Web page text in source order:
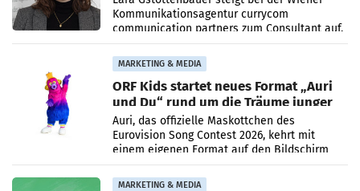
Kommunikationsagentur currycom
communication partners zum Consultant auf.
Die 27-jährige Beraterin betreut Kundinnen
und Kunden in den Bereichen
MARKETING & MEDIA
ORF Kids startet neues Format „Auri
und Du“ rund um die Träume junger
Menschen
Auri, das offizielle Maskottchen des
Eurovision Song Contest 2026, kehrt mit
einem eigenen Format auf den Bildschirm
zurück. In der neuen Sendung „Auri und Du“
bei ORF Kids steht
MARKETING & MEDIA